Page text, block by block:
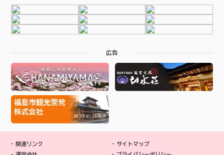
広告
関連リンク
サイトマップ